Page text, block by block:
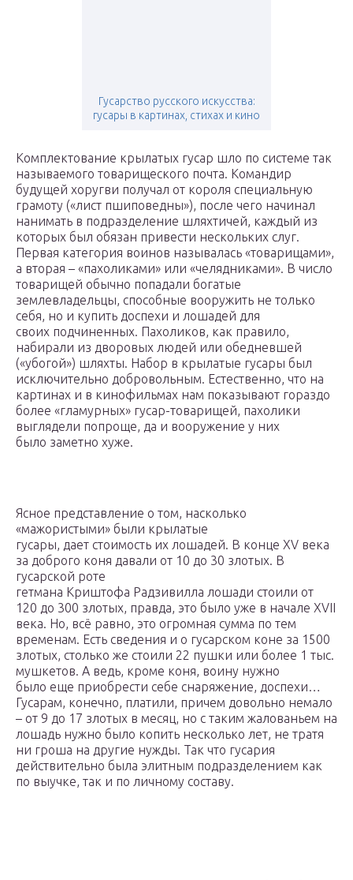
Гусарство русского искусства:
гусары в картинах, стихах и кино
Комплектование крылатых гусар шло по системе так
называемого товарищеского почта. Командир
будущей хоругви получал от короля специальную
грамоту («лист пшиповедны»), после чего начинал
нанимать в подразделение шляхтичей, каждый из
которых был обязан привести нескольких слуг.
Первая категория воинов называлась «товарищами»,
а вторая – «пахоликами» или «челядниками». В число
товарищей обычно попадали богатые
землевладельцы, способные вооружить не только
себя, но и купить доспехи и лошадей для
своих подчиненных. Пахоликов, как правило,
набирали из дворовых людей или обедневшей
(«убогой») шляхты. Набор в крылатые гусары был
исключительно добровольным. Естественно, что на
картинах и в кинофильмах нам показывают гораздо
более «гламурных» гусар-товарищей, пахолики
выглядели попроще, да и вооружение у них
было заметно хуже.
Ясное представление о том, насколько
«мажористыми» были крылатые
гусары, дает стоимость их лошадей. В конце XV века
за доброго коня давали от 10 до 30 злотых. В
гусарской роте
гетмана Криштофа Радзивилла лошади стоили от
120 до 300 злотых, правда, это было уже в начале XVII
века. Но, всё равно, это огромная сумма по тем
временам. Есть сведения и о гусарском коне за 1500
злотых, столько же стоили 22 пушки или более 1 тыс.
мушкетов. А ведь, кроме коня, воину нужно
было еще приобрести себе снаряжение, доспехи…
Гусарам, конечно, платили, причем довольно немало
– от 9 до 17 злотых в месяц, но с таким жалованьем на
лошадь нужно было копить несколько лет, не тратя
ни гроша на другие нужды. Так что гусария
действительно была элитным подразделением как
по выучке, так и по личному составу.